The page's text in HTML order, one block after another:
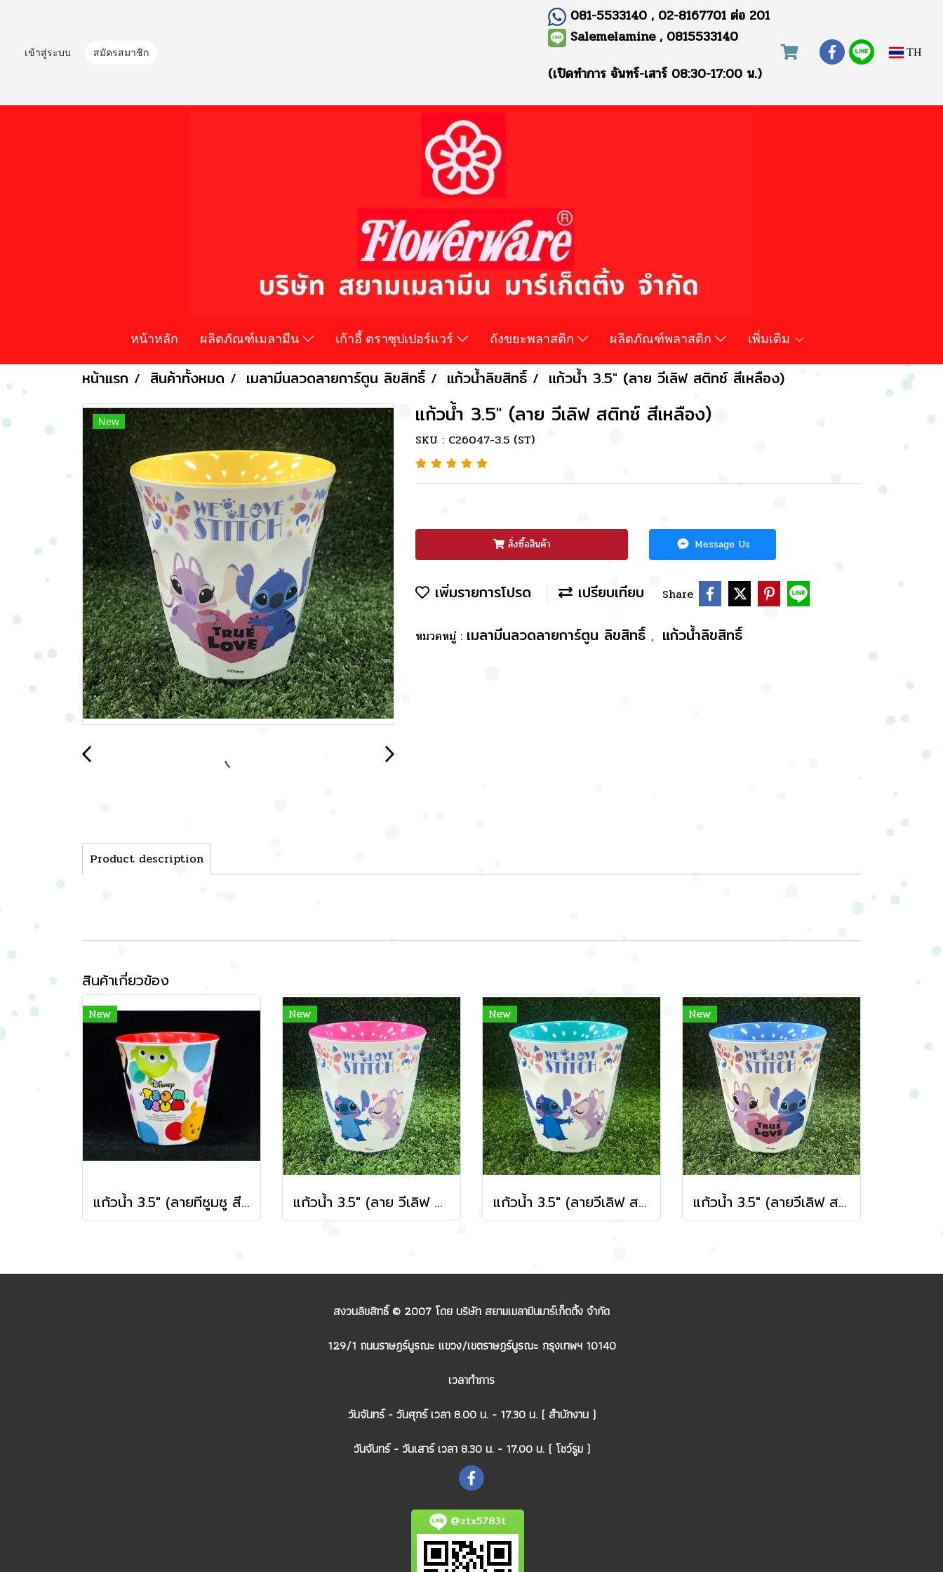
เข้าสู่ระบบ สมัครสมาชิก
081-5533140 , 02-8167701 ต่อ 201
Salemelamine , 0815533140
(เปิดทำการ จันทร์-เสาร์ 08:30-17:00 น.)
TH
หน้าหลัก ผลิตภัณฑ์เมลามีน เก้าอี้ ตราซุปเปอร์แวร์ ถังขยะพลาสติก ผลิตภัณฑ์พลาสติก เพิ่มเติม
หน้าแรก สินค้าทั้งหมด เมลามีนลวดลายการ์ตูน ลิขสิทธิ์ แก้วน้ำลิขสิทธิ์ แก้วน้ำ 3.5" (ลาย วีเลิฟ สติทซ์ สีเหลือง)
New แก้วน้ำ 3.5" (ลาย วีเลิฟ สติทซ์ สีเหลือง)
SKU : C26047-3.5 (ST)
สั่งซื้อสินค้า Message Us
เพิ่มรายการโปรด เปรียบเทียบ Share
หมวดหมู่ : เมลามีนลวดลายการ์ตูน ลิขสิทธิ์ , แก้วน้ำลิขสิทธิ์
Product description
สินค้าเกี่ยวข้อง
New
แก้วน้ำ 3.5" (ลายทีซูมซู สีแดง)
New
แก้วน้ำ 3.5" (ลาย วีเลิฟ สติทซ์ สีชมพู)
New
แก้วน้ำ 3.5" (ลายวีเลิฟ สติทซ์ สีเขียว)
New
แก้วน้ำ 3.5" (ลายวีเลิฟ สติทซ์ สีฟ้า)
สงวนลิขสิทธิ์ © 2007 โดย บริษัท สยามเมลามีนมาร์เก็ตติ้ง จำกัด
129/1 ถนนราษฎร์บูรณะ แขวง/เขตราษฎร์บูรณะ กรุงเทพฯ 10140
เวลาทำการ
วันจันทร์ - วันศุกร์ เวลา 8.00 น. - 17.30 น. ( สำนักงาน )
วันจันทร์ - วันเสาร์ เวลา 8.30 น. - 17.00 น. ( โชว์รูม )
@ztx5783t